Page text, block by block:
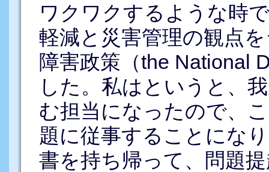
ワクワクするような時
軽減と災害管理の観点
障害政策（the National
した。私はというと、
む担当になったので、
題に従事することにな
書を持ち帰って、問題